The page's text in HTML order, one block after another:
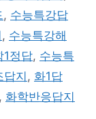
, 수능특강답
, 수능특강해
1정답, 수능특
답지 , 화1답
, 화학반응답지